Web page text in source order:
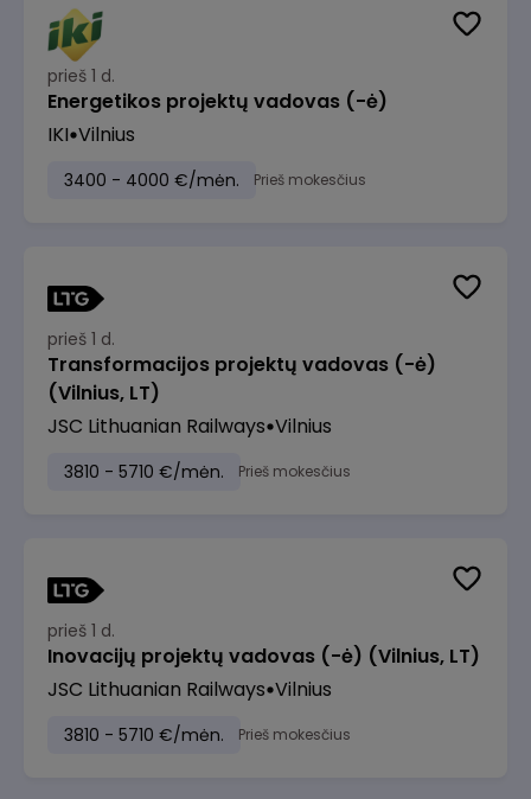
prieš 1 d.
Energetikos projektų vadovas (-ė)
IKI Vilnius
3400 - 4000 €/mėn. Prieš mokesčius
prieš 1 d.
Transformacijos projektų vadovas (-ė)
(Vilnius, LT)
JSC Lithuanian Railways Vilnius
3810 - 5710 €/mėn. Prieš mokesčius
prieš 1 d.
Inovacijų projektų vadovas (-ė) (Vilnius, LT)
JSC Lithuanian Railways Vilnius
3810 - 5710 €/mėn. Prieš mokesčius